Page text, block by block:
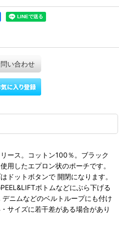
い合わせ
ース。コットン100％。ブラック
用したエプロン状のポーチです。
ドットボタンで 開閉になります。
ボトムなどにぶら下げる
ニムなどのベルトループにも付け
サイズに若干差がある場合があり